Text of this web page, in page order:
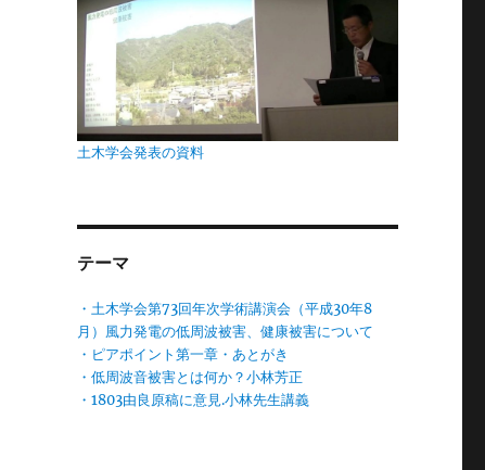
土木学会発表の資料
テーマ
・土木学会第73回年次学術講演会（平成30年8
月）風力発電の低周波被害、健康被害について
・ピアポイント第一章・あとがき
・低周波音被害とは何か？小林芳正
・1803由良原稿に意見.小林先生講義